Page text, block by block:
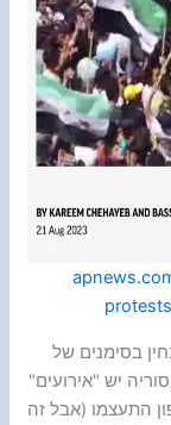
//
בסימנים של
יש "אירועים"
התעצמו (אבל זה